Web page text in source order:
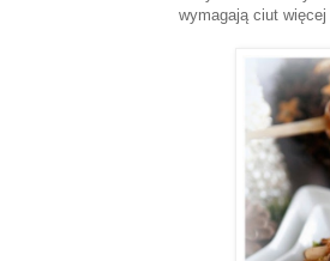
wymagają ciut